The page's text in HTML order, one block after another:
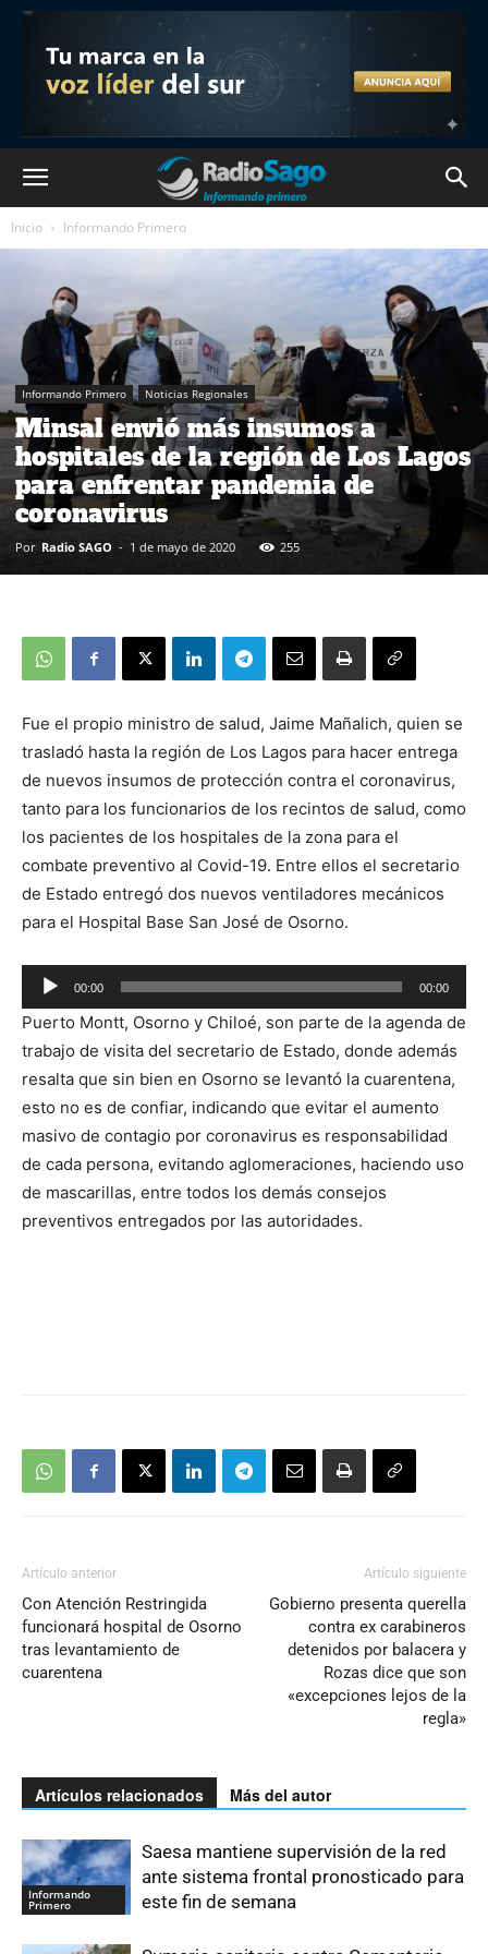
Inicio Informando Primero
Informando Primero Noticias Regionales
Minsal envió más insumos a
hospitales de la región de Los Lagos
para enfrentar pandemia de
coronavirus
Por Radio SAGO - 1 de mayo de 2020 255
Fue el propio ministro de salud, Jaime Mañalich, quien se
trasladó hasta la región de Los Lagos para hacer entrega
de nuevos insumos de protección contra el coronavirus,
tanto para los funcionarios de los recintos de salud, como
los pacientes de los hospitales de la zona para el
combate preventivo al Covid-19. Entre ellos el secretario
de Estado entregó dos nuevos ventiladores mecánicos
para el Hospital Base San José de Osorno.
Reproductor
de
audio
00:00 00:00
Puerto Montt, Osorno y Chiloé, son parte de la agenda de
trabajo de visita del secretario de Estado, donde además
resalta que sin bien en Osorno se levantó la cuarentena,
esto no es de confiar, indicando que evitar el aumento
masivo de contagio por coronavirus es responsabilidad
de cada persona, evitando aglomeraciones, haciendo uso
de mascarillas, entre todos los demás consejos
preventivos entregados por las autoridades.
Artículo anterior
Con Atención Restringida
funcionará hospital de Osorno
tras levantamiento de
cuarentena
Artículo siguiente
Gobierno presenta querella
contra ex carabineros
detenidos por balacera y
Rozas dice que son
«excepciones lejos de la
regla»
Artículos relacionados Más del autor
Informando
Primero
Saesa mantiene supervisión de la red
ante sistema frontal pronosticado para
este fin de semana